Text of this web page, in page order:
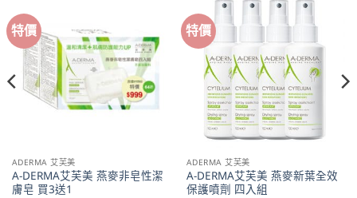
特價
ADERMA 艾芙美
A-DERMA艾芙美 燕麥非皂性潔
膚皂 買3送1
特價
ADERMA 艾芙美
A-DERMA艾芙美 燕麥新葉全效
保護噴劑 四入組